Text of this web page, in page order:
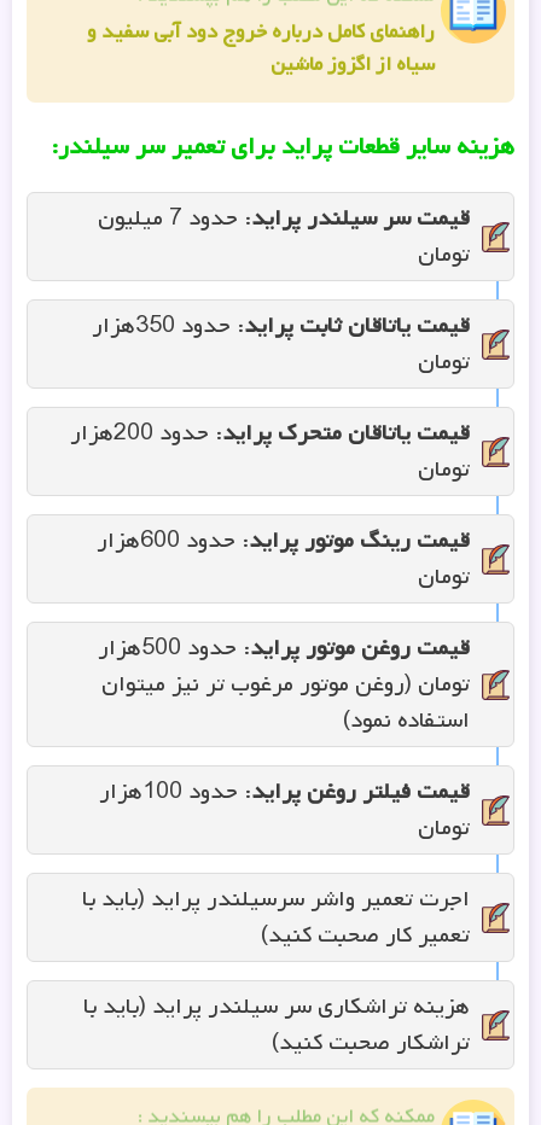
راهنمای کامل درباره خروج دود آبی سفید و
سیاه از اگزوز ماشین
هزینه سایر قطعات پراید برای تعمیر سر سیلندر:
قیمت سر سیلندر پراید
: حدود 7 میلیون
تومان
قیمت یاتاقان ثابت پراید
: حدود 350هزار
تومان
قیمت یاتاقان متحرک پراید
: حدود 200هزار
تومان
قیمت رینگ موتور پراید
: حدود 600هزار
تومان
قیمت روغن موتور پراید
: حدود 500هزار
تومان (روغن موتور مرغوب تر نیز میتوان
استفاده نمود)
قیمت فیلتر روغن پراید
: حدود 100هزار
تومان
اجرت تعمیر واشر سرسیلندر پراید (باید با
تعمیر کار صحبت کنید)
هزینه تراشکاری سر سیلندر پراید (باید با
تراشکار صحبت کنید)
ممکنه که این مطلب را هم بپسندید :